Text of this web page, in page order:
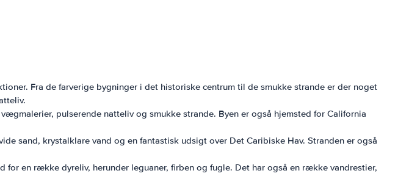
Fra de farverige bygninger i det historiske centrum til de smukke strande er der noget
pulserende natteliv og smukke strande. Byen er også hjemsted for California
sand, krystalklare vand og en fantastisk udsigt over Det Caribiske Hav. Stranden er også
for en række dyreliv, herunder leguaner, firben og fugle. Det har også en række vandrestier,